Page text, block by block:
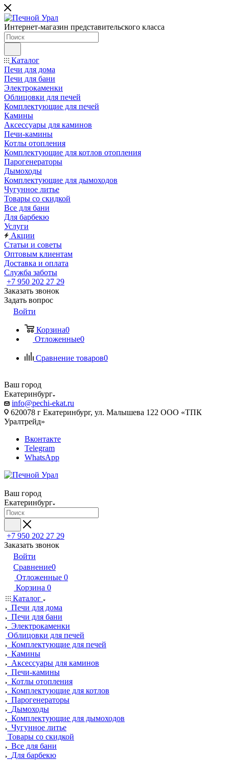
Интернет-магазин представительского класса
Каталог
Печи для дома
Печи для бани
Электрокаменки
Облицовки для печей
Комплектующие для печей
Камины
Аксессуары для каминов
Печи-камины
Котлы отопления
Комплектующие для котлов отопления
Парогенераторы
Дымоходы
Комплектующие для дымоходов
Чугунное литье
Товары со скидкой
Все для бани
Для барбекю
Услуги
Акции
Статьи и советы
Оптовым клиентам
Доставка и оплата
Служба заботы
+7 950 202 27 29
Заказать звонок
Задать вопрос
Войти
Корзина0
Отложенные0
Сравнение товаров0
Ваш город
Екатеринбург
info@pechi-ekat.ru
620078 г Екатеринбург, ул. Малышева 122 ООО «ТПК
Уралтрейд»
Вконтакте
Telegram
WhatsApp
Ваш город
Екатеринбург
+7 950 202 27 29
Заказать звонок
Войти
Сравнение0
Отложенные 0
Корзина 0
Каталог
Печи для дома
Печи для бани
Электрокаменки
Облицовки для печей
Комплектующие для печей
Камины
Аксессуары для каминов
Печи-камины
Котлы отопления
Комплектующие для котлов
Парогенераторы
Дымоходы
Комплектующие для дымоходов
Чугунное литье
Товары со скидкой
Все для бани
Для барбекю